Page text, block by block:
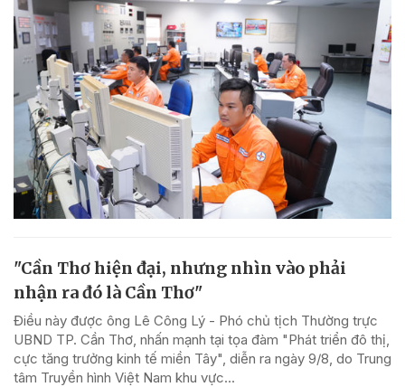
"Cần Thơ hiện đại, nhưng nhìn vào phải
nhận ra đó là Cần Thơ"
Điều này được ông Lê Công Lý - Phó chủ tịch Thường trực
UBND TP. Cần Thơ, nhấn mạnh tại tọa đàm "Phát triển đô thị,
cực tăng trưởng kinh tế miền Tây", diễn ra ngày 9/8, do Trung
tâm Truyền hình Việt Nam khu vực...